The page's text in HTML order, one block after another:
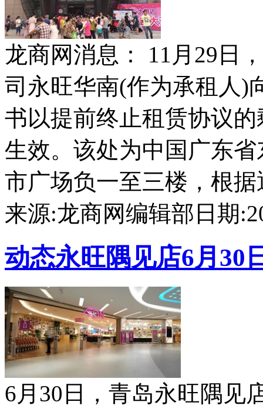
龙商网消息： 11月29日
司永旺华南(作为承租人)
书以提前终止租赁协议
生效。该处为中国广东
市广场负一至三楼，根
来源:龙商网编辑部日期
动态永旺隅见店6月30
6月30日，青岛永旺隅见